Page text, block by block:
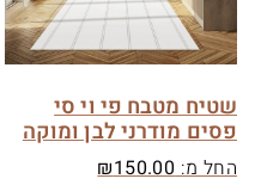
שטיח מטבח פי וי סי
פסים מודרני לבן ומוקה
החל מ: ₪150.00